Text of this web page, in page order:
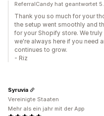
ReferralCandy hat geantwortet
Thank you so much for your
the setup went smoothly and
for your Shopify store. We
we're always here if you need
continues to grow.
- Riz
Syruvia
Vereinigte Staaten
Mehr als ein jahr mit der App